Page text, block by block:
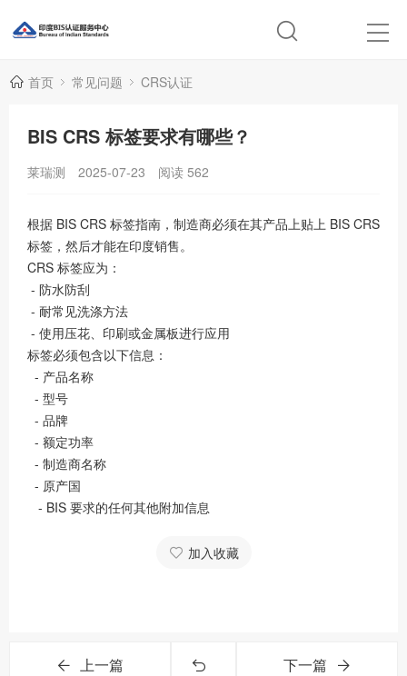
首页 常见问题 CRS认证
BIS CRS 标签要求有哪些？
莱瑞测 2025-07-23 阅读 562
根据 BIS CRS 标签指南，制造商必须在其产品上贴上 BIS CRS
标签，然后才能在印度销售。
CRS 标签应为：
- 防水防刮
- 耐常见洗涤方法
- 使用压花、印刷或金属板进行应用
标签必须包含以下信息：
- 产品名称
- 型号
- 品牌
- 额定功率
- 制造商名称
- 原产国
- BIS 要求的任何其他附加信息
加入收藏
上一篇 下一篇